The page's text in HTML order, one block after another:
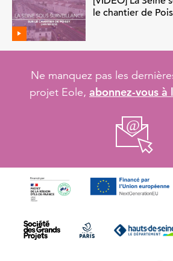
le chantier de
Ne manquez pas les
projet Eole, abonnez-vous à